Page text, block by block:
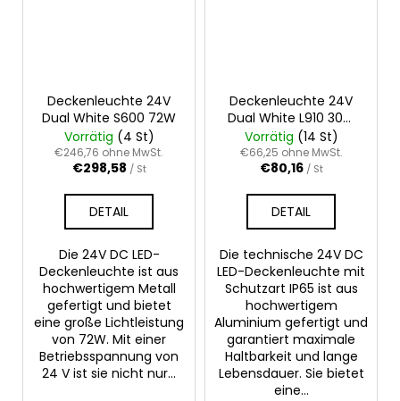
Deckenleuchte 24V
Dual White S600 72W
Vorrätig (4 St)
€246,76 ohne MwSt.
€298,58 / St
DETAIL
Die 24V DC LED-
Deckenleuchte ist aus
hochwertigem Metall
gefertigt und bietet
eine große Lichtleistung
von 72W. Mit einer
Betriebsspannung von
24 V ist sie nicht nur...
Deckenleuchte 24V
Dual White L910 30W
IP65
Vorrätig (14 St)
€66,25 ohne MwSt.
€80,16 / St
DETAIL
Die technische 24V DC
LED-Deckenleuchte mit
Schutzart IP65 ist aus
hochwertigem
Aluminium gefertigt und
garantiert maximale
Haltbarkeit und lange
Lebensdauer. Sie bietet
eine...